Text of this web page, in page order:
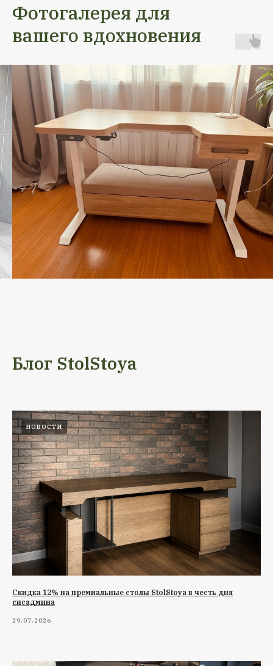
Фотогалерея для
вашего вдохновения
Блог StolStoya
НОВОСТИ
Cкидка 12% на премиальные столы StolStoya в честь дня
сисадмина
29.07.2026